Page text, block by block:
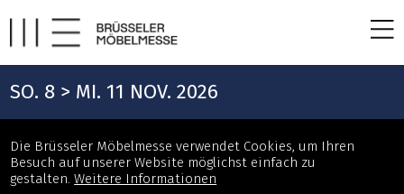
SO. 8 > MI. 11 NOV. 2026
Die Brüsseler Möbelmesse verwendet Cookies, um Ihren
Besuch auf unserer Website möglichst einfach zu
gestalten.Weitere Informationen